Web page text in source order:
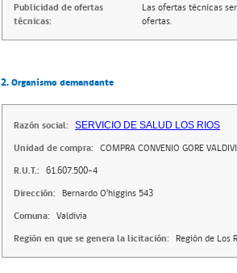
Publicidad de ofertas
técnicas:
Las ofertas técnicas
ofertas.
2. Organismo demandante
Razón social: SERVICIO DE SALUD LOS RIOS
Unidad de compra: COMPRA CONVENIO GORE
R.U.T.: 61.607.500-4
Dirección: Bernardo O'higgins 543
Comuna: Valdivia
Región en que se genera la licitación: Región de Los